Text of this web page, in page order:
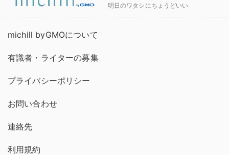
明日のワタシにちょうどいい
michill byGMOについて
有識者・ライターの募集
プライバシーポリシー
お問い合わせ
連絡先
利用規約